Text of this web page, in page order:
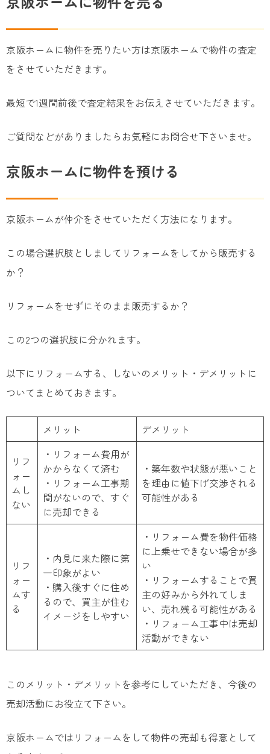
京阪ホームに物件を売りたい方は京阪ホームで物件の査定
をさせていただきます。
最短で1週間前後で査定結果をお伝えさせていただきます。
ご質問などがありましたらお気軽にお問合せ下さいませ。
京阪ホームに物件を預ける
京阪ホームが仲介をさせていただく方法になります。
この場合選択肢としましてリフォームをしてから販売する
か？
リフォームをせずにそのまま販売するか？
この2つの選択肢に分かれます。
以下にリフォームする、しないのメリット・デメリットに
ついてまとめておきます。
メリット デメリット
リフ
ォー
ムし
ない
・リフォーム費用が
かからなくて済む
・リフォーム工事期
間がないので、すぐ
に売却できる
・築年数や状態が悪いこと
を理由に値下げ交渉される
可能性がある
リフ
ォー
ムす
る
・内見に来た際に第
一印象がよい
・購入後すぐに住め
るので、買主が住む
イメージをしやすい
・リフォーム費を物件価格
に上乗せできない場合が多
い
・リフォームすることで買
主の好みから外れてしま
い、売れ残る可能性がある
・リフォーム工事中は売却
活動ができない
このメリット・デメリットを参考にしていただき、今後の
売却活動にお役立て下さい。
京阪ホームではリフォームをして物件の売却も得意として